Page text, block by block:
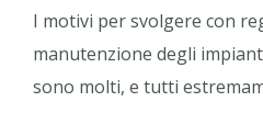
I motivi per svolgere con
manutenzione degli
sono molti, e tutti